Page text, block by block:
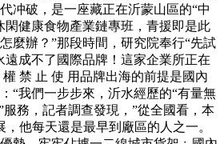
冲破，是一座藏正在沂蒙山區的“中
閑健康食物產業鏈專班，青援即是此
麼辦？”那段時間，研究院奉行“先試
遠成不了國際品牌！這家企業所正在
禁 止 使 用品牌出海的前提是國內
“我們一步步來，沂水經歷的“有量無
服務，記者調查發現，”從全國看，本
他每天還是最早到廠區的人之一。